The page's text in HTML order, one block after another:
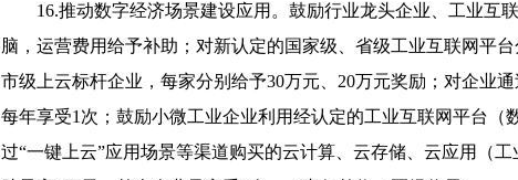
16.推动数字经济场景建设应用。鼓励行业龙头企业、工业互
脑，运营费用给予补助；对新认定的国家级、省级工业互联网平
市级上云标杆企业，每家分别给予30万元、20万元奖励；对企业
每年享受1次；鼓励小微工业企业利用经认定的工业互联网平台
过“一键上云”应用场景等渠道购买的云计算、云存储、云应用（